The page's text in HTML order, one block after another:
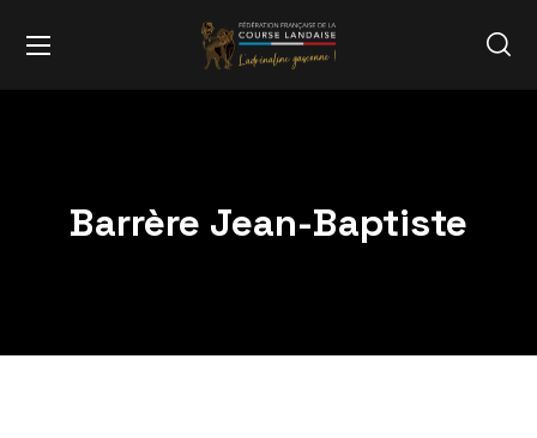
Barrère Jean-Baptiste